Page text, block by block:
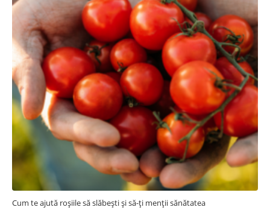
Cum te ajută roșiile să slăbești și să-ți menții sănătatea